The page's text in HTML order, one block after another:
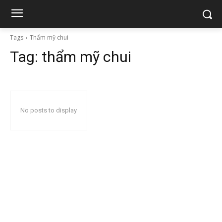
Tags Thẩm mỹ chui
Tag: thẩm mỹ chui
No posts to display